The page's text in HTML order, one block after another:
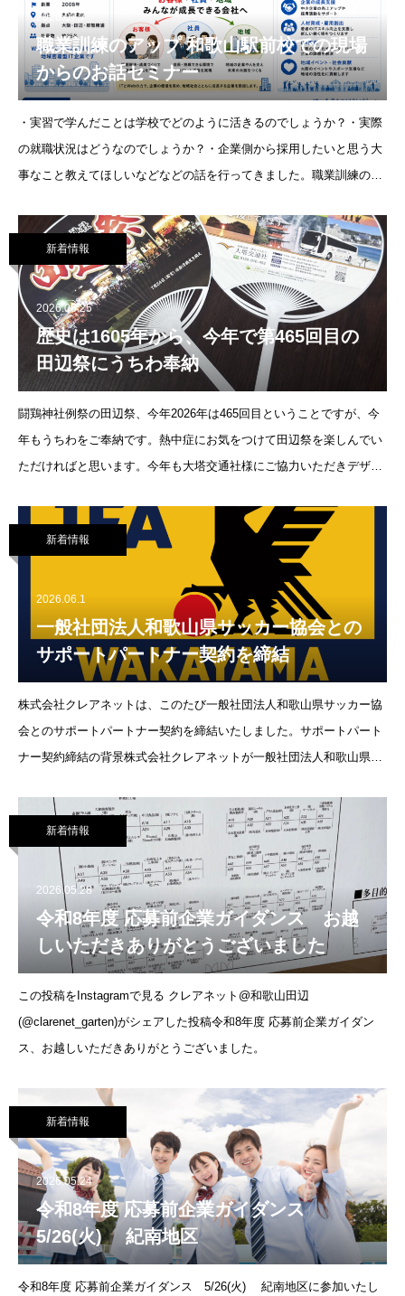
2026.07.7
職業訓練のアップ 和歌山駅前校での現場
からのお話セミナー
・実習で学んだことは学校でどのように活きるのでしょうか？・実際
の就職状況はどうなのでしょうか？・企業側から採用したいと思う大
事なこと教えてほしいなどなどの話を行ってきました。職業訓練のア
新着情報
2026.06.25
歴史は1605年から、今年で第465回目の
田辺祭にうちわ奉納
闘鶏神社例祭の田辺祭、今年2026年は465回目ということですが、今
年もうちわをご奉納です。熱中症にお気をつけて田辺祭を楽しんでい
ただければと思います。今年も大塔交通社様にご協力いただきデザイ
新着情報
2026.06.1
一般社団法人和歌山県サッカー協会との
サポートパートナー契約を締結
株式会社クレアネットは、このたび一般社団法人和歌山県サッカー協
会とのサポートパートナー契約を締結いたしました。サポートパート
ナー契約締結の背景株式会社クレアネットが一般社団法人和歌山県サ
貢献」と「ス
新着情報
2026.05.28
令和8年度 応募前企業ガイダンス お越
しいただきありがとうございました
この投稿をInstagramで見る クレアネット@和歌山田辺
(@clarenet_garten)がシェアした投稿令和8年度 応募前企業ガイダン
ス、お越しいただきありがとうございました。
新着情報
2026.05.24
令和8年度 応募前企業ガイダンス
5/26(火) 紀南地区
令和8年度 応募前企業ガイダンス 5/26(火) 紀南地区に参加いたし